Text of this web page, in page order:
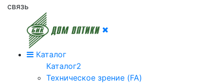
связь
Каталог
Каталог2
Техническое зрение (FA)